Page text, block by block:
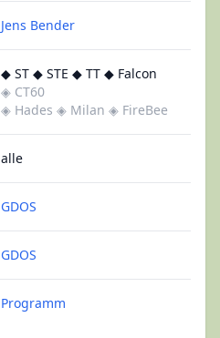
Jens Bender
◆ ST ◆ STE ◆ TT ◆ Falcon
◈ CT60
◈ Hades ◈ Milan ◈ FireBee
alle
GDOS
GDOS
Programm